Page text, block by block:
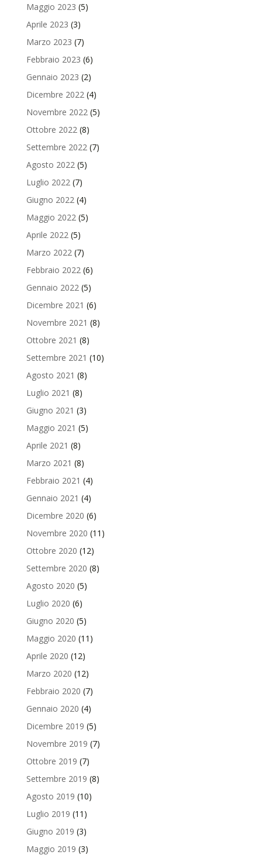
Maggio 2023 (5)
Aprile 2023 (3)
Marzo 2023 (7)
Febbraio 2023 (6)
Gennaio 2023 (2)
Dicembre 2022(4)
Novembre 2022(5)
Ottobre 2022(8)
Settembre 2022(7)
Agosto 2022(5)
Luglio 2022(7)
Giugno 2022(4)
Maggio 2022(5)
Aprile 2022(5)
Marzo 2022(7)
Febbraio 2022(6)
Gennaio 2022(5)
Dicembre 2021 (6)
Novembre 2021 (8)
Ottobre 2021 (8)
Settembre 2021 (10)
Agosto 2021 (8)
Luglio 2021 (8)
Giugno 2021 (3)
Maggio 2021 (5)
Aprile 2021 (8)
Marzo 2021 (8)
Febbraio 2021 (4)
Gennaio 2021 (4)
Dicembre 2020 (6)
Novembre 2020 (11)
Ottobre 2020 (12)
Settembre 2020 (8)
Agosto 2020 (5)
Luglio 2020 (6)
Giugno 2020 (5)
Maggio 2020 (11)
Aprile 2020 (12)
Marzo 2020 (12)
Febbraio 2020 (7)
Gennaio 2020 (4)
Dicembre 2019 (5)
Novembre 2019 (7)
Ottobre 2019 (7)
Settembre 2019 (8)
Agosto 2019 (10)
Luglio 2019 (11)
Giugno 2019 (3)
Maggio 2019 (3)